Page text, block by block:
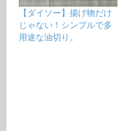
【ダイソー】揚げ物だけ
じゃない！シンプルで多
用途な油切り。